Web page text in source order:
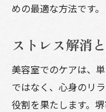
めの最適な方法です。
ストレス解消
美容室でのケアは、
ではなく、心身のリ
役割を果たします。